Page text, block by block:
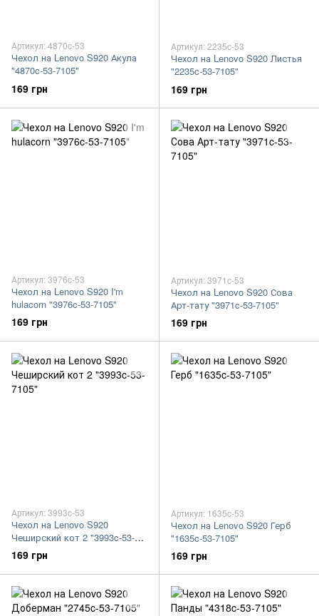
Артикул: 4870c-53
Чехол на Lenovo S920 Акула
"4870c-53-7105"
169 грн
Артикул: 2235c-53
Чехол на Lenovo S920 Листья
"2235c-53-7105"
169 грн
Артикул: 3976c-53
Чехол на Lenovo S920 I'm
hulacorn "3976c-53-7105"
169 грн
Артикул: 3971c-53
Чехол на Lenovo S920 Сова
Арт-тату "3971c-53-7105"
169 грн
Артикул: 3993c-53
Чехол на Lenovo S920
Чеширский кот 2 "3993c-53-
7105"
169 грн
Артикул: 1635c-53
Чехол на Lenovo S920 Герб
"1635c-53-7105"
169 грн